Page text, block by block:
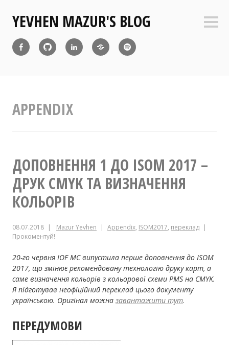
вмістуYEVHEN MAZUR'S BLOG
APPENDIX
ДОПОВНЕННЯ 1 ДО ISOM 2017 –
ДРУК CMYK ТА ВИЗНАЧЕННЯ
КОЛЬОРІВ
08.07.2018 Mazur Yevhen Appendix, ISOM2017, переклад
Прокоментуй!
20-го червня IOF MC випустила перше доповнення до ISOM
2017, що змінює рекомендовану технологію друку карт, а
саме визначення кольорів з кольорової схеми PMS на CMYK.
Я підготував неофіційний переклад цього документу
українською. Оригінал можна завантажити тут.
ПЕРЕДУМОВИ